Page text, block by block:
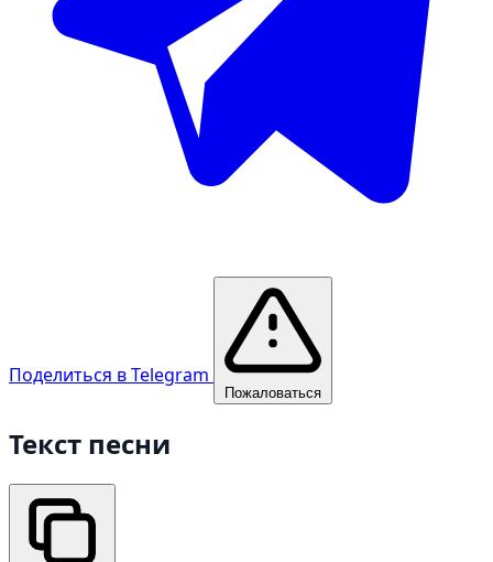
Поделиться в Telegram
Пожаловаться
Текст песни